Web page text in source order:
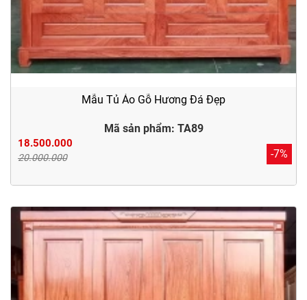
Mẫu Tủ Áo Gỗ Hương Đá Đẹp
Mã sản phẩm: TA89
18.500.000
20.000.000 -7%